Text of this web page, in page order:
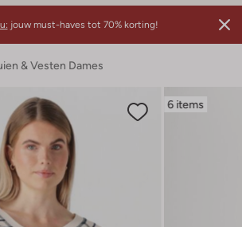
jouw must-haves tot 70% korting!
& Vesten Dames
6 items